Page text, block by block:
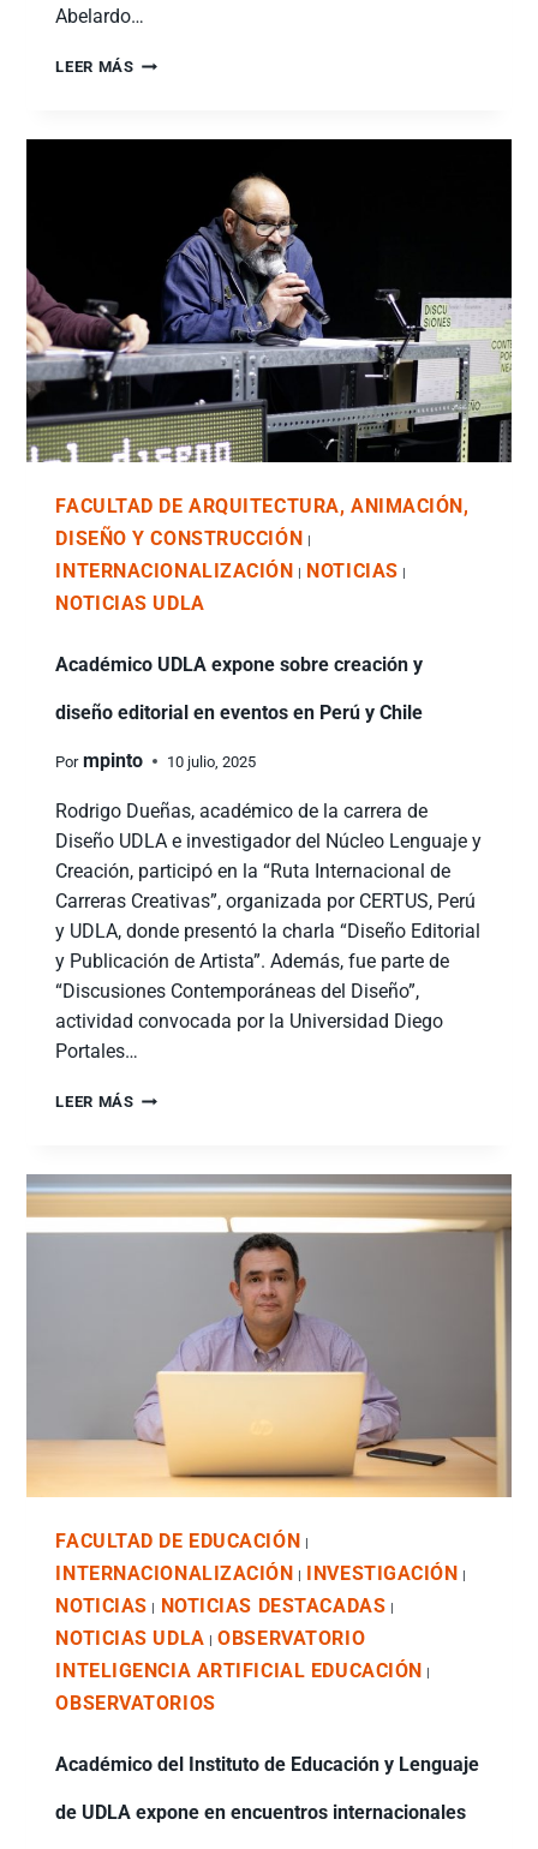
Abelardo…
LEER MÁS
FACULTAD DE ARQUITECTURA, ANIMACIÓN,
DISEÑO Y CONSTRUCCIÓN
INTERNACIONALIZACIÓN NOTICIAS
NOTICIAS UDLA
Académico UDLA expone sobre creación y
diseño editorial en eventos en Perú y Chile
Por mpinto 10 julio, 2025
Rodrigo Dueñas, académico de la carrera de
Diseño UDLA e investigador del Núcleo Lenguaje y
Creación, participó en la “Ruta Internacional de
Carreras Creativas”, organizada por CERTUS, Perú
y UDLA, donde presentó la charla “Diseño Editorial
y Publicación de Artista”. Además, fue parte de
“Discusiones Contemporáneas del Diseño”,
actividad convocada por la Universidad Diego
Portales…
LEER MÁS
FACULTAD DE EDUCACIÓN |
INTERNACIONALIZACIÓN | INVESTIGACIÓN |
NOTICIAS | NOTICIAS DESTACADAS |
NOTICIAS UDLA |OBSERVATORIO
INTELIGENCIA ARTIFICIAL EDUCACIÓN |
OBSERVATORIOS
Académico del Instituto de Educación y Lenguaje
de UDLA expone en encuentros internacionales